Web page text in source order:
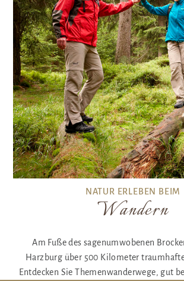
NATUR ERLEBEN BEIM
Wandern
Am Fuße des sagenumwobenen
Harzburg über 500 Kilometer
Entdecken Sie Themenwanderwege, gut